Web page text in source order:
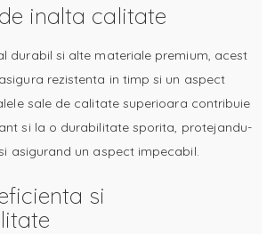
inalta calitate
durabil si alte materiale premium, acest
rezistenta in timp si un aspect
sale de calitate superioara contribuie
si la o durabilitate sporita, protejandu-
asigurand un aspect impecabil.
si